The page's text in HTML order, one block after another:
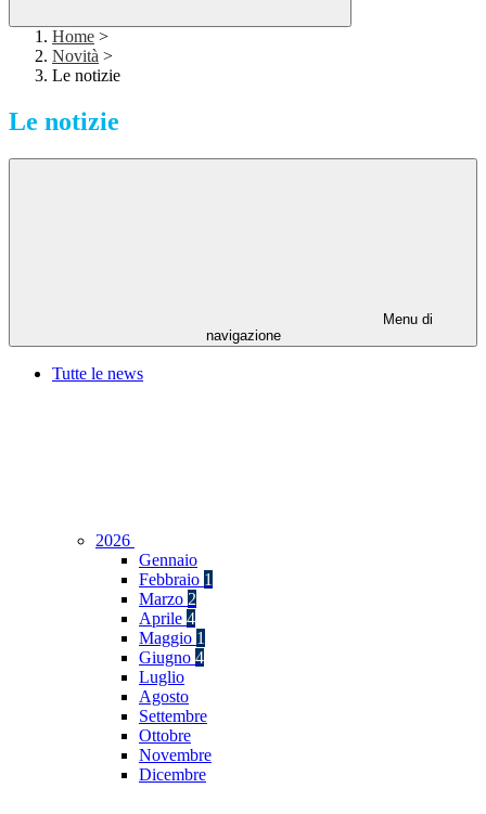
Home >
Novità >
Le notizie
Le notizie
Menu di
navigazione
Tutte le news
2026
Gennaio
Febbraio 1
Marzo 2
Aprile 4
Maggio 1
Giugno 4
Luglio
Agosto
Settembre
Ottobre
Novembre
Dicembre